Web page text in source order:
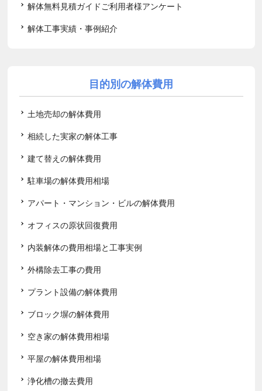
解体無料見積ガイドご利用者様アンケート
解体工事実績・事例紹介
目的別の解体費用
土地売却の解体費用
相続した実家の解体工事
建て替えの解体費用
駐車場の解体費用相場
アパート・マンション・ビルの解体費用
オフィスの原状回復費用
内装解体の費用相場と工事実例
外構除去工事の費用
プラント設備の解体費用
ブロック塀の解体費用
空き家の解体費用相場
平屋の解体費用相場
浄化槽の撤去費用